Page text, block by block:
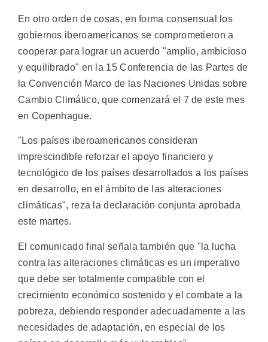
En otro orden de cosas, en forma consensual los
gobiernos iberoamericanos se comprometieron a
cooperar para lograr un acuerdo "amplio, ambicioso
y equilibrado" en la 15 Conferencia de las Partes de
la Convención Marco de las Naciones Unidas sobre
Cambio Climático, que comenzará el 7 de este mes
en Copenhague.
"Los países iberoamericanos consideran
imprescindible reforzar el apoyo financiero y
tecnológico de los países desarrollados a los países
en desarrollo, en el ámbito de las alteraciones
climáticas", reza la declaración conjunta aprobada
este martes.
El comunicado final señala también que "la lucha
contra las alteraciones climáticas es un imperativo
que debe ser totalmente compatible con el
crecimiento económico sostenido y el combate a la
pobreza, debiendo responder adecuadamente a las
necesidades de adaptación, en especial de los